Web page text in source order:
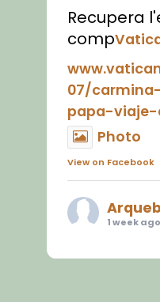
Recupera
comp
07/
papa-viaje-
Photo
View on Facebook
1 week ago